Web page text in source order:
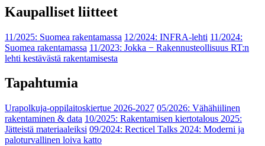
Kaupalliset liitteet
11/2025: Suomea rakentamassa 12/2024: INFRA-lehti 11/2024:
Suomea rakentamassa 11/2023: Jokka − Rakennusteollisuus RT:n
lehti kestävästä rakentamisesta
Tapahtumia
Urapolkuja-oppilaitoskiertue 2026-2027 05/2026: Vähähiilinen
rakentaminen & data 10/2025: Rakentamisen kiertotalous 2025:
Jätteistä materiaaleiksi 09/2024: Recticel Talks 2024: Moderni ja
paloturvallinen loiva katto